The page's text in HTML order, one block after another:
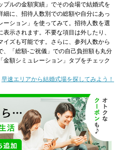
ルの金額実績」でその会場で結婚式を
細に、招待人数別での総額や自分にあっ
ション」を使ってみて。招待人数を選
示されます。不要な項目は外したり、
ズも可能です。さらに、参列人数から
、「総額‐ご祝儀」での自己負担額も丸分
額シミュレーション」タブをチェック
早速エリアから結婚式場を探してみよう！